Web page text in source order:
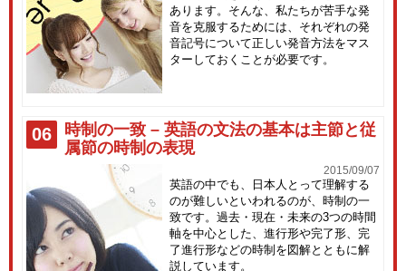
あります。そんな、私たちが苦手な発
音を克服するためには、それぞれの発
音記号について正しい発音方法をマス
ターしておくことが必要です。
06
時制の一致 – 英語の文法の基本は主節と従
属節の時制の表現
2015/09/07
英語の中でも、日本人とって理解する
のが難しいといわれるのが、時制の一
致です。過去・現在・未来の3つの時間
軸を中心とした、進行形や完了形、完
了進行形などの時制を図解とともに解
説しています。